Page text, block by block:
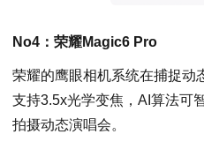
No4：荣耀Magic6 Pro
荣耀的鹰眼相机系统在捕捉动
支持3.5x光学变焦，AI算法可
拍摄动态演唱会。